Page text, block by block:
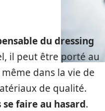
du dressing
il peut être porté au
dans la vie de
de qualité.
faire au hasard.